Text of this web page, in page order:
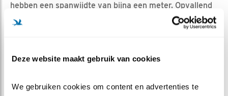
Deze website maakt gebruik van cookies
We gebruiken cookies om content en advertenties te
hebben een spanwijdte van bijna een meter. Opvallend
zijn de ronde kop met de grote, donkere ogen, die
onbeweeglijk in de oogkas zitten. De kerkuil moet zijn
Terwijl het lichaam roerloos op zijn plaatst blijft, kan de
De kerkuil leeft voornamelijk ’s nachts en hierdoor zijn